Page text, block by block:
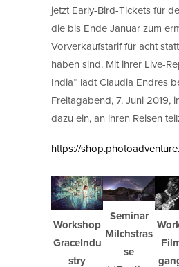
jetzt Early-Bird-Tickets für
die bis Ende Januar zum
Vorverkaufstarif für acht
haben sind. Mit ihrer Live-
India“ lädt Claudia Endres
Freitagabend, 7. Juni 2019,
dazu ein, an ihren Reisen
https://
Workshop
GraceIndu
stry
Seminar
Milchstras
se